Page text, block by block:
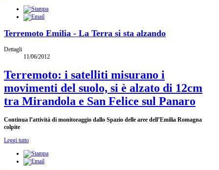
Terremoto Emilia - La Terra si sta alzando
Dettagli
11/06/2012
Terremoto: i satelliti misurano i
movimenti del suolo, si è alzato di 12cm
tra Mirandola e San Felice sul Panaro
Continua l’attività di monitoraggio dallo Spazio delle aree dell’Emilia Romagna
colpite
Leggi tutto